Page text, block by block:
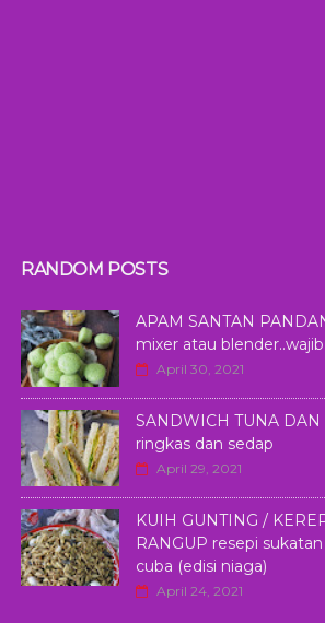
RANDOM POSTS
APAM SANTAN
mixer atau
April 30, 2021
SANDWICH TUNA DAN
ringkas dan sedap
April 29, 2021
KUIH GUNTING /
RANGUP resepi
cuba (edisi niaga)
April 24, 2021